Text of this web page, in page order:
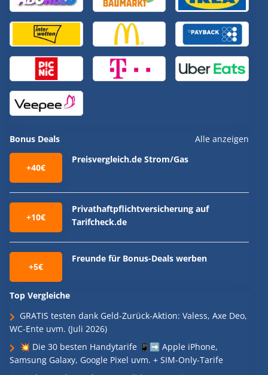
Bonus Deals Alle anzeigen
+40€
Preisvergleich.de Strom/Gas
+10€
Privathaftpflichtversicherung auf
Tarifcheck.de
+5€
Freunde für Bonus-Deals werben
Top Vergleiche
GRATIS testen dank Geld-Zurück-Aktion: Valess, Axe Deo,
WC-Ente uvm. (Juli 2026)
💥 Die 30 besten Handytarife 📱➡️ Apple iPhone,
Samsung Galaxy, Google Pixel uvm. + SIM-Only-Tarife